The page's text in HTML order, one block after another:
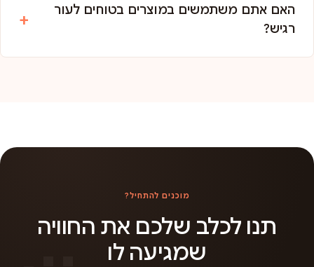
האם אתם משתמשים במוצרים בטוחים לעור
רגיש?
מוכנים להתחיל?
תנו לכלב שלכם את החוויה
שמגיעה לו